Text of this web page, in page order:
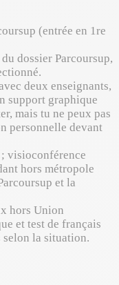
(entrée en 1re
dossier Parcoursup,
deux enseignants,
support graphique
mais tu ne peux pas
personnelle devant
visioconférence
hors métropole
et la
hors Union
et test de français
la situation.